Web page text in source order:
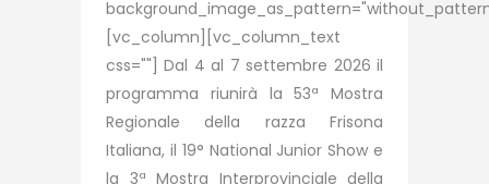
[vc_column][vc_column_text
css=""] Dal 4 al 7 settembre 2026 il
programma riunirà la 53ª Mostra
Regionale della razza Frisona
Italiana, il 19° National Junior Show e
la 3ª Mostra Interprovinciale della